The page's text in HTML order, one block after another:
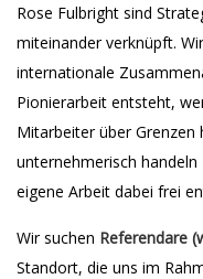
Rose Fulbright sind
miteinander verknüpft.
internationale
Pionierarbeit entsteht,
Mitarbeiter über Grenzen
unternehmerisch
eigene Arbeit dabei frei
Wir suchen Referendare
Standort, die uns im